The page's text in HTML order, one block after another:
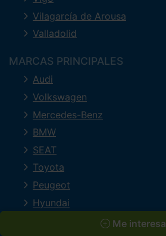
Me interesa
Vilagarcía de Arousa
Valladolid
MARCAS PRINCIPALES
Audi
Volkswagen
Mercedes-Benz
BMW
SEAT
Toyota
Peugeot
Hyundai